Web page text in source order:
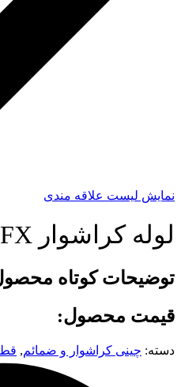
نمایش لیست علاقه مندی
لوله کراشوار FX اورینگی
توضیحات کوتاه
قیمت محصول:
دسته: چینی کراشوار و ضمائم,